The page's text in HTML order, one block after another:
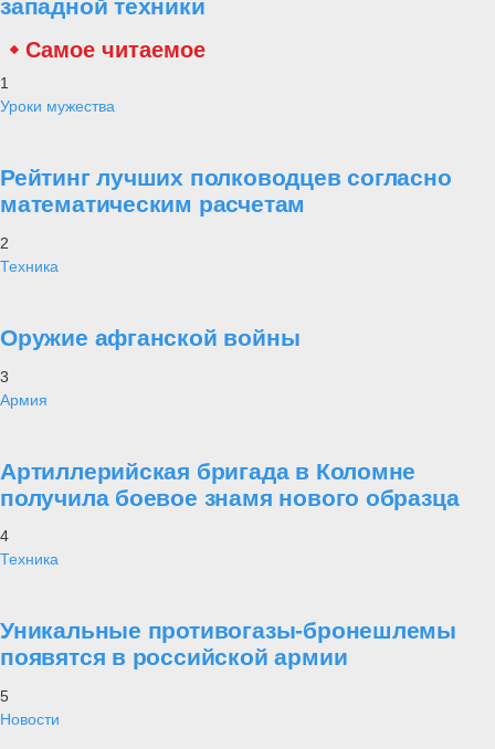
западной техники
Самое читаемое
1
Уроки мужества
Рейтинг лучших полководцев согласно
математическим расчетам
2
Техника
Оружие афганской войны
3
Армия
Артиллерийская бригада в Коломне
получила боевое знамя нового образца
4
Техника
Уникальные противогазы-бронешлемы
появятся в российской армии
5
Новости